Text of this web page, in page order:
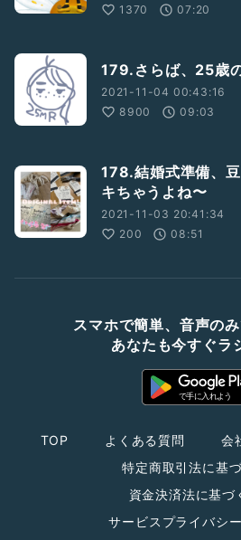
1370
07:20
179.さらば、25歳の
2021-11-04 00:43:16
8900
09:03
178.結婚式準備、
キちゃうよね〜
2021-11-03 20:41:34
200
08:51
スマホで簡単、音声の
あなたも今すぐラ
TOP よくある質問 会
特定商取引法に基
資金決済法に基づ
サービスプライバシ